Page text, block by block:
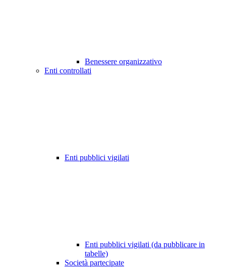
Benessere organizzativo
Enti controllati
Enti pubblici vigilati
Enti pubblici vigilati (da pubblicare in
tabelle)
Società partecipate